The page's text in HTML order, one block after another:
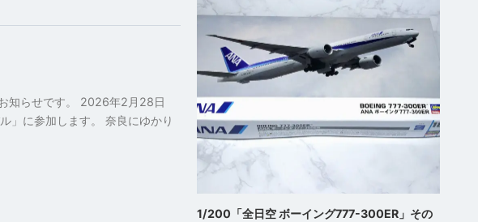
知らせです。 2026年2月28日
」に参加します。 奈良にゆかり
1/200「全日空 ボーイング777-300ER」その